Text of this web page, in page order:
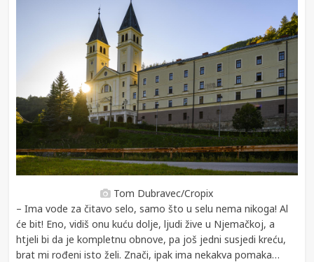
Tom Dubravec/Cropix
– Ima vode za čitavo selo, samo što u selu nema nikoga! Al
će bit! Eno, vidiš onu kuću dolje, ljudi žive u Njemačkoj, a
htjeli bi da je kompletnu obnove, pa još jedni susjedi kreću,
brat mi rođeni isto želi. Znači, ipak ima nekakva pomaka…